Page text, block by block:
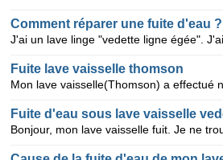
Comment réparer une fuite d'eau ?
Fuite lave vaisselle thomson